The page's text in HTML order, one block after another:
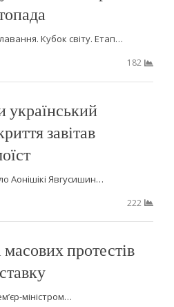
Кубок світу. Етап…
182
український
завітав
Аонішікі Явгусишин…
222
масових протестів
міністром…